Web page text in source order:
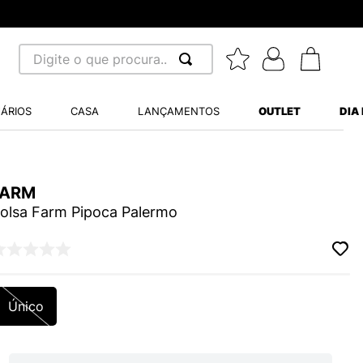
Digite o que procura...
CASA LANÇAMENTOS OUTLET DIA
Farm Pipoca Palermo
Único
BALANCE 530
WHITE
VANS ULTRARANGE